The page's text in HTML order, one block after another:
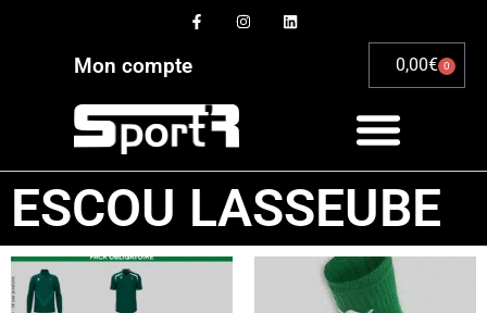
Mon compte 0,00€ 0
ESCOU LASSEUBE